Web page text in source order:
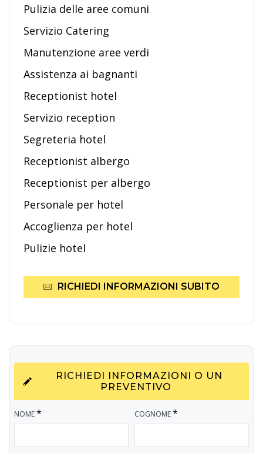
Pulizia delle aree comuni
Servizio Catering
Manutenzione aree verdi
Assistenza ai bagnanti
Receptionist hotel
Servizio reception
Segreteria hotel
Receptionist albergo
Receptionist per albergo
Personale per hotel
Accoglienza per hotel
Pulizie hotel
RICHIEDI INFORMAZIONI SUBITO
RICHIEDI INFORMAZIONI O UN
PREVENTIVO
NOME* COGNOME*